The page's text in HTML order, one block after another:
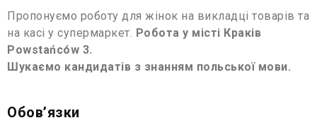
Пропонуємо роботу для жінок на викладці товарів та
на касі у супермаркет. Робота у місті Краків
Powstańców 3.
Шукаємо кандидатів з знанням польської мови.
Обовʼязки